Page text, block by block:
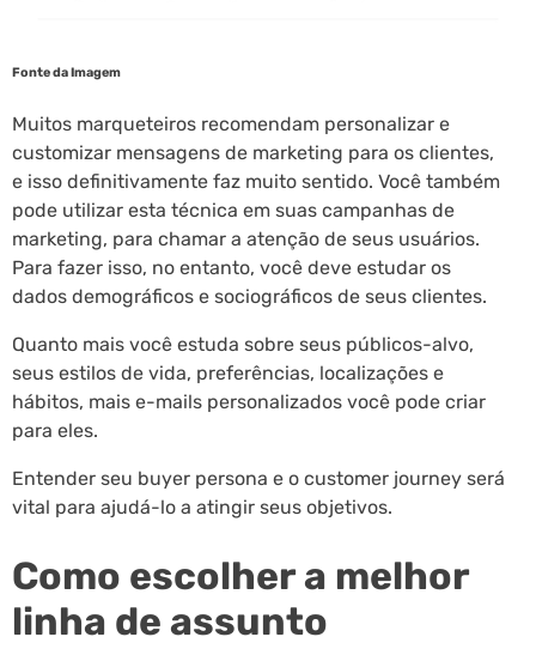
Fonte da Imagem
Muitos marqueteiros recomendam personalizar e
customizar mensagens de marketing para os clientes,
e isso definitivamente faz muito sentido. Você também
pode utilizar esta técnica em suas campanhas de
marketing, para chamar a atenção de seus usuários.
Para fazer isso, no entanto, você deve estudar os
dados demográficos e sociográficos de seus clientes.
Quanto mais você estuda sobre seus públicos-alvo,
seus estilos de vida, preferências, localizações e
hábitos, mais e-mails personalizados você pode criar
para eles.
Entender seu buyer persona e o customer journey será
vital para ajudá-lo a atingir seus objetivos.
Como escolher a melhor
linha de assunto